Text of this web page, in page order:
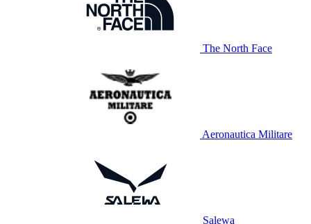
The North Face
Aeronautica Militare
Salewa